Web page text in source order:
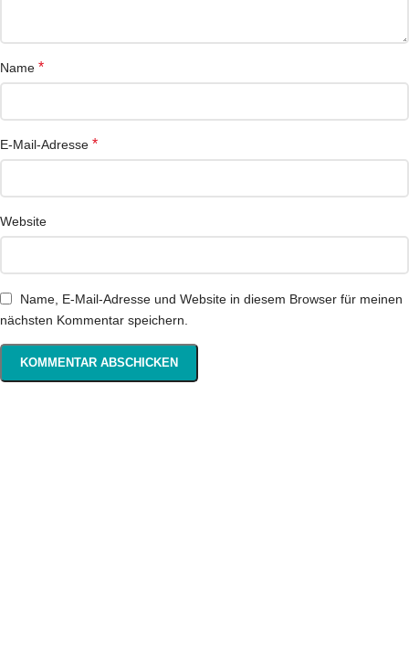
Name *
E-Mail-Adresse *
Website
Name, E-Mail-Adresse und Website in diesem Browser für meinen
nächsten Kommentar speichern.